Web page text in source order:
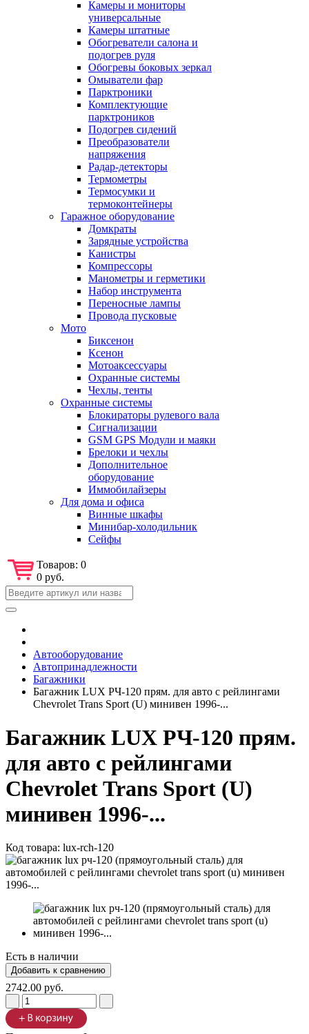
Камеры и мониторы
универсальные
Камеры штатные
Обогреватели салона и
подогрев руля
Обогревы боковых зеркал
Омыватели фар
Парктроники
Комплектующие
парктроников
Подогрев сидений
Преобразователи
напряжения
Радар-детекторы
Термометры
Термосумки и
термоконтейнеры
Гаражное оборудование
Домкраты
Зарядные устройства
Канистры
Компрессоры
Манометры и герметики
Набор инструмента
Переносные лампы
Провода пусковые
Мото
Биксенон
Ксенон
Мотоаксессуары
Охранные системы
Чехлы, тенты
Охранные системы
Блокираторы рулевого вала
Сигнализации
GSM GPS Модули и маяки
Брелоки и чехлы
Дополнительное
оборудование
Иммобилайзеры
Для дома и офиса
Винные шкафы
Минибар-холодильник
Сейфы
Товаров: 0
0 руб.
Автооборудование
Автопринадлежности
Багажники
Багажник LUX РЧ-120 прям. для авто с рейлингами
Chevrolet Trans Sport (U) минивен 1996-...
Багажник LUX РЧ-120 прям.
для авто с рейлингами
Chevrolet Trans Sport (U)
минивен 1996-...
Код товара: lux-rch-120
Есть в наличии
2742.00 руб.